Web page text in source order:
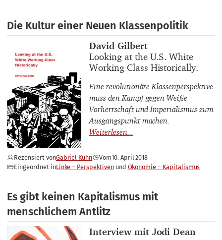
Die Kultur einer Neuen Klassenpolitik
Buchautor_innen
David Gilbert
Buchtitel
Looking at the U.S. White
Working Class Historically.
Eine revolutionäre Klassenperspektive
muss den Kampf gegen Weiße
Vorherrschaft und Imperialismus zum
Ausgangspunkt machen.
Rezensiert vonGabriel Kuhn Vom10. April 2018
Eingeordnet inLinke – Perspektiven Ökonomie – Kapitalismus
Es gibt keinen Kapitalismus mit
menschlichem Antlitz
Interviewpartner_innen
Interview mit Jodi Dean